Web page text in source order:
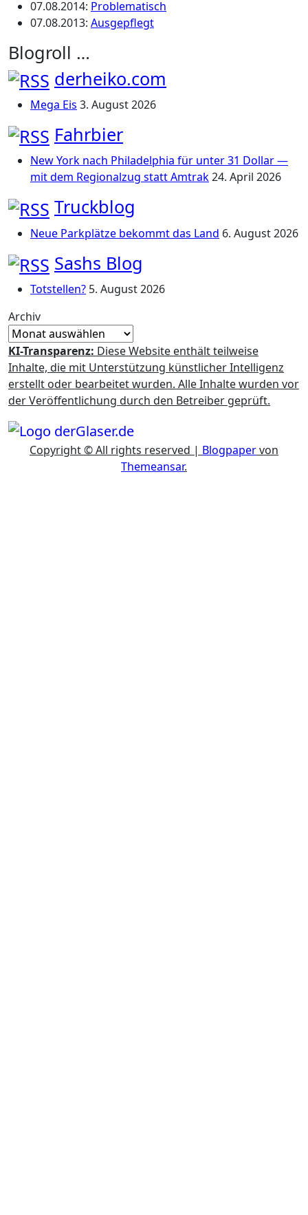
07.08.2014: Problematisch
07.08.2013: Ausgepflegt
Blogroll …
derheiko.com
Mega Eis 3. August 2026
Fahrbier
New York nach Philadelphia für unter 31 Dollar —
mit dem Regionalzug statt Amtrak24. April 2026
Truckblog
Neue Parkplätze bekommt das Land 6. August 2026
Sashs Blog
Totstellen? 5. August 2026
Archiv
KI-Transparenz: Diese Website enthält teilweise
Inhalte, die mit Unterstützung künstlicher Intelligenz
erstellt oder bearbeitet wurden. Alle Inhalte wurden vor
der Veröffentlichung durch den Betreiber geprüft.
Copyright © All rights reserved | Blogpapervon
Themeansar.